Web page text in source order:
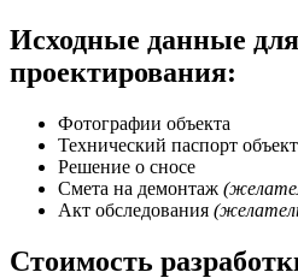
Исходные данные для
проектирования:
Фотографии объекта
Технический паспорт
Решение о сносе
Смета на демонтаж
Акт обследования
Стоимость